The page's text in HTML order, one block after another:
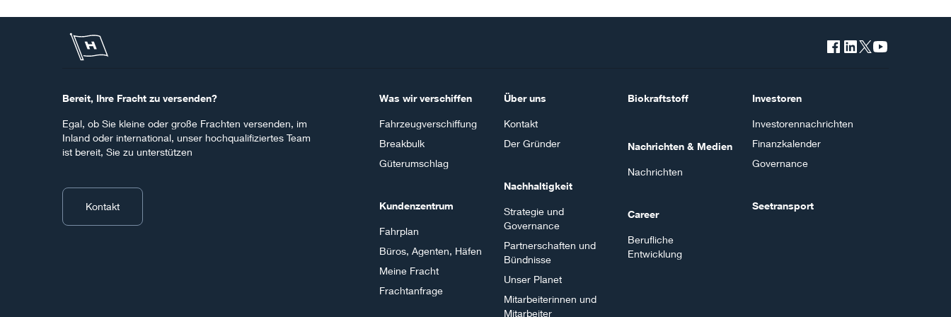
Bereit, Ihre Fracht zu versenden?
Egal, ob Sie kleine oder große Frachten versenden, im
Inland oder international, unser hochqualifiziertes Team
ist bereit, Sie zu unterstützen
Kontakt
Was wir verschiffen
Fahrzeugverschiffung
Breakbulk
Güterumschlag
Kundenzentrum
Fahrplan
Büros, Agenten, Häfen
Meine Fracht
Frachtanfrage
Über uns
Kontakt
Der Gründer
Nachhaltigkeit
Strategie und
Governance
Partnerschaften und
Bündnisse
Unser Planet
Mitarbeiterinnen und
Mitarbeiter
Biokraftstoff
Nachrichten & Medien
Nachrichten
Career
Berufliche
Entwicklung
Investoren
Investorennachrichten
Finanzkalender
Governance
Seetransport